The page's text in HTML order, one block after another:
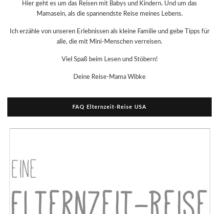
Hier geht es um das Reisen mit Babys und Kindern. Und um das
Mamasein, als die spannendste Reise meines Lebens.
Ich erzähle von unseren Erlebnissen als kleine Familie und gebe Tipps für
alle, die mit Mini-Menschen verreisen.
Viel Spaß beim Lesen und Stöbern!
Deine Reise-Mama Wibke
FAQ Elternzeit-Reise USA